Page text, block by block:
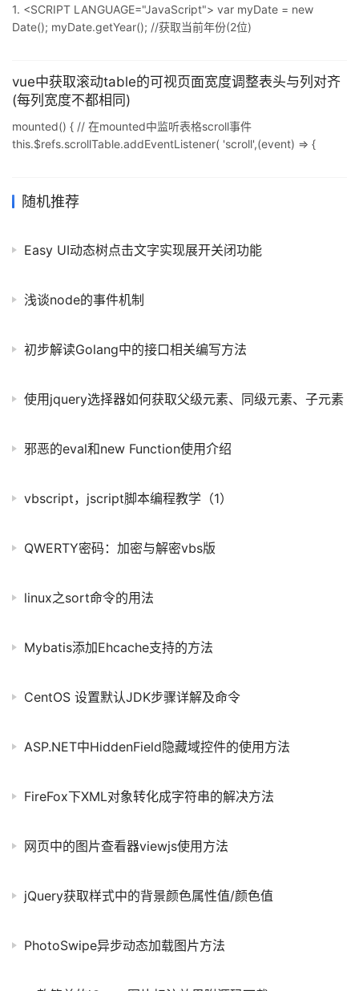
1. <SCRIPT LANGUAGE="JavaScript"> var myDate = new
Date(); myDate.getYear(); //获取当前年份(2位)
myDate.getDate(); //获取当前日(1-31) myDate.getDay(); //获取
当前星期X(0-6,
vue中获取滚动table的可视页面宽度调整表头与列对齐
(每列宽度不都相同)
mounted() { // 在mounted中监听表格scroll事件
this.$refs.scrollTable.addEventListener( 'scroll',(event) => {
adjustTable(event) { this.clientWidth = event.target.cli
随机推荐
Easy UI动态树点击文字实现展开关闭功能
浅谈node的事件机制
初步解读Golang中的接口相关编写方法
使用jquery选择器如何获取父级元素、同级元素、子元素
邪恶的eval和new Function使用介绍
vbscript，jscript脚本编程教学（1）
QWERTY密码：加密与解密vbs版
linux之sort命令的用法
Mybatis添加Ehcache支持的方法
CentOS 设置默认JDK步骤详解及命令
ASP.NET中HiddenField隐藏域控件的使用方法
FireFox下XML对象转化成字符串的解决方法
网页中的图片查看器viewjs使用方法
jQuery获取样式中的背景颜色属性值/颜色值
PhotoSwipe异步动态加载图片方法